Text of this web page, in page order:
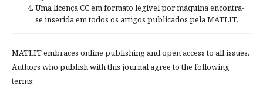
Uma licença CC em formato legível por máquina encontra-
se inserida em todos os artigos publicados pela MATLIT.
MATLIT embraces online publishing and open access to all issues.
Authors who publish with this journal agree to the following
terms: